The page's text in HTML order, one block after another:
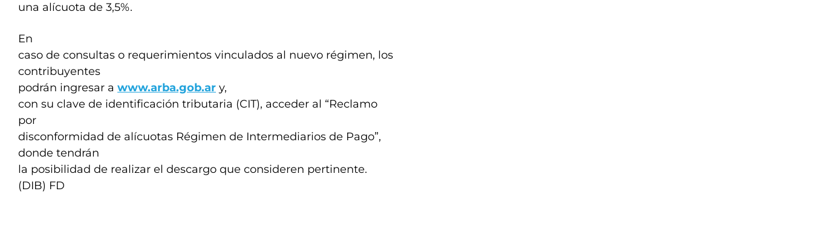
una alícuota de 3,5%.
En
caso de consultas o requerimientos vinculados al nuevo régimen, los
contribuyentes
podrán ingresar a www.arba.gob.ar y,
con su clave de identificación tributaria (CIT), acceder al “Reclamo
por
disconformidad de alícuotas Régimen de Intermediarios de Pago”,
donde tendrán
la posibilidad de realizar el descargo que consideren pertinente.
(DIB) FD